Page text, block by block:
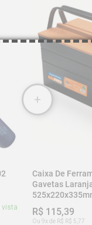
vista
Caixa De
Gavetas
R$ 115,39
Ou 9x de R$ R$ 5,77